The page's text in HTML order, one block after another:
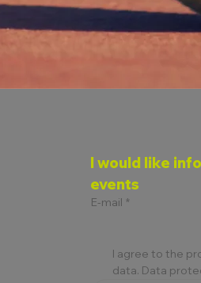
I would like
events
E-mail *
I agree to the
data. Data